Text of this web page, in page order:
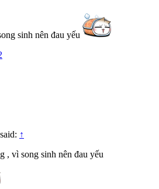
sinh nên đau yếu
↑
, vì song sinh nên đau yếu